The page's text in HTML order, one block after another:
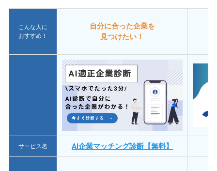
こんな人に
おすすめ！
自分に合った企業を
見つけたい！
サービス名 AI企業マッチング診断【無料】